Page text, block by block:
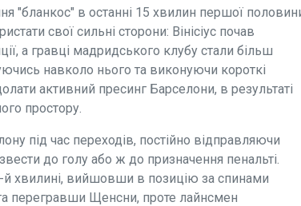
"бланкос" в останні 15 хвилин першої
свої сильні сторони: Вінісіус почав
а гравці мадридського клубу стали більш
навколо нього та виконуючи короткі
активний пресинг Барселони, в результаті
простору.
під час переходів, постійно відправляючи
до голу або ж до призначення пенальті.
й хвилині, вийшовши в позицію за спинами
перегравши Щенсни, проте лайнсмен